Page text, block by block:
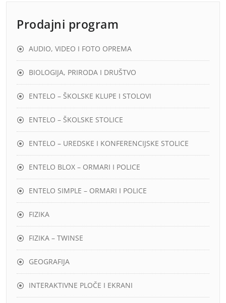
Prodajni program
AUDIO, VIDEO I FOTO OPREMA
BIOLOGIJA, PRIRODA I DRUŠTVO
ENTELO – ŠKOLSKE KLUPE I STOLOVI
ENTELO – ŠKOLSKE STOLICE
ENTELO – UREDSKE I KONFERENCIJSKE STOLICE
ENTELO BLOX – ORMARI I POLICE
ENTELO SIMPLE – ORMARI I POLICE
FIZIKA
FIZIKA – TWINSE
GEOGRAFIJA
INTERAKTIVNE PLOČE I EKRANI